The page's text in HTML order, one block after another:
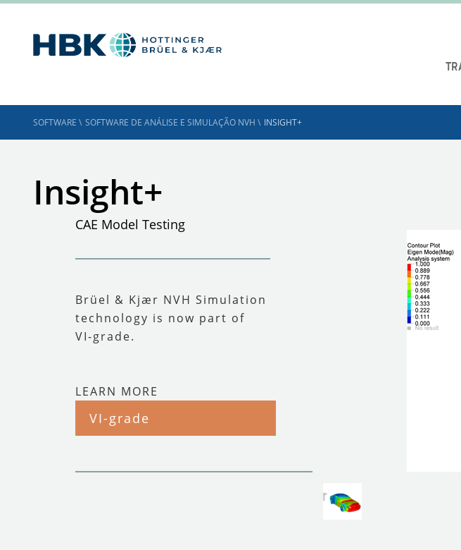
SOFTWARE \ SOFTWARE DE ANÁLISE E SIMULAÇÃO NVH \ INSIGHT+
Insight+
CAE Model Testing
Brüel & Kjær NVH Simulation
technology is now part of
VI-grade.
LEARN MORE
VI-grade